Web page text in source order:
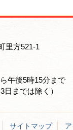
里方521-1
午後5時15分まで
日までは除く）
サイトマップ